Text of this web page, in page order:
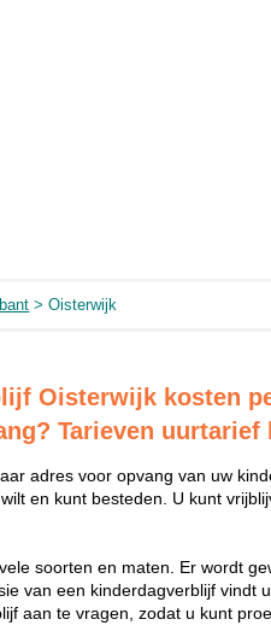
> Oisterwijk
Oisterwijk kosten
Tarieven uurtarief
adres voor opvang van uw
en kunt besteden. U kunt
soorten en maten. Er wordt
van een kinderdagverblijf vindt
aan te vragen, zodat u kunt